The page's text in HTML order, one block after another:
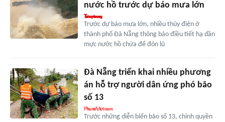
nước hồ trước dự báo mưa lớn
Trước dự báo mưa lớn, nhiều thủy điện ở
thành phố Đà Nẵng thông báo điều tiết hạ dần
mực nước hồ chứa để đón lũ
Đà Nẵng triển khai nhiều phương
án hỗ trợ người dân ứng phó bão
số 13
Trước những diễn biến bão số 13, chính quyền